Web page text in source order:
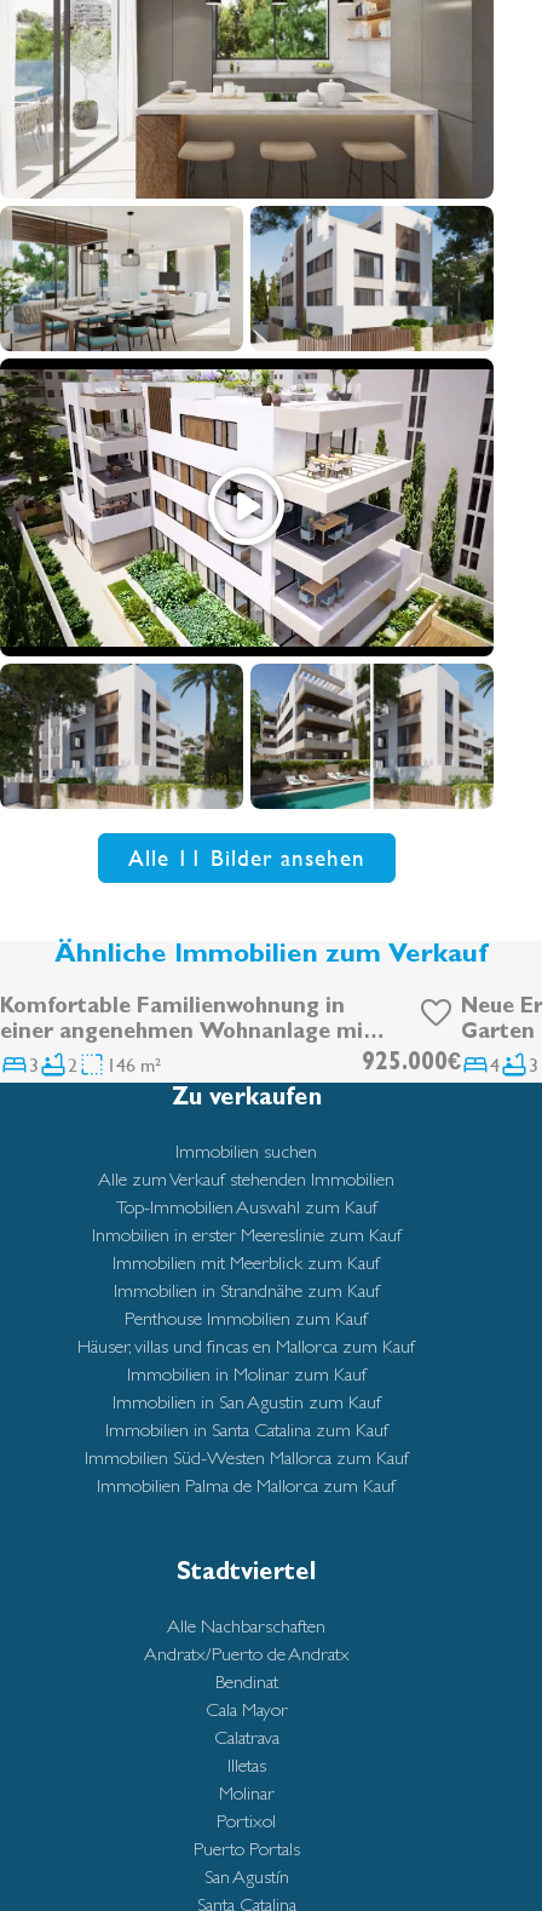
Alle 11 Bilder ansehen
Ähnliche Immobilien zum Verkauf
Komfortable Familienwohnung in
einer angenehmen Wohnanlage mit
Pool und Parkplatz in Portixol
3 2 146 m² 925.000€
Neue
Garten
4
3
Zu verkaufen
Immobilien suchen
Alle zum Verkauf stehenden Immobilien
Top-Immobilien Auswahl zum Kauf
Inmobilien in erster Meereslinie zum Kauf
Immobilien mit Meerblick zum Kauf
Immobilien in Strandnähe zum Kauf
Penthouse Immobilien zum Kauf
Häuser, villas und fincas en Mallorca zum Kauf
Immobilien in Molinar zum Kauf
Immobilien in San Agustin zum Kauf
Immobilien in Santa Catalina zum Kauf
Immobilien Süd-Westen Mallorca zum Kauf
Immobilien Palma de Mallorca zum Kauf
Stadtviertel
Alle Nachbarschaften
Andratx/Puerto de Andratx
Bendinat
Cala Mayor
Calatrava
Illetas
Molinar
Portixol
Puerto Portals
San Agustín
Santa Catalina